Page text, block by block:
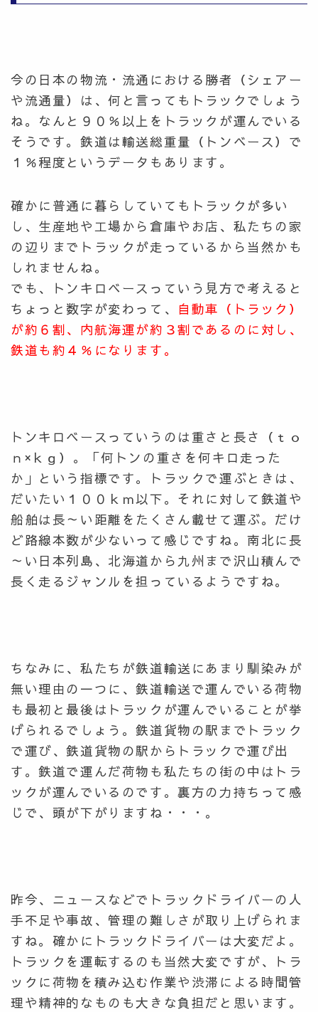
今の日本の物流・流通における勝者（シェアー
や流通量）は、何と言ってもトラックでしょう
ね。なんと９０％以上をトラックが運んでいる
そうです。鉄道は輸送総重量（トンベース）で
１％程度というデータもあります。
確かに普通に暮らしていてもトラックが多い
し、生産地や工場から倉庫やお店、私たちの家
の辺りまでトラックが走っているから当然かも
しれませんね。
でも、トンキロベースっていう見方で考えると
ちょっと数字が変わって、
自動車（トラック）
が約６割、内航海運が約３割であるのに対し、
鉄道も約４％になります。
トンキロベースっていうのは重さと長さ（ｔｏ
ｎ×ｋｇ）。「何トンの重さを何キロ走った
か」という指標です。トラックで運ぶときは、
だいたい１００ｋｍ以下。それに対して鉄道や
船舶は長～い距離をたくさん載せて運ぶ。だけ
ど路線本数が少ないって感じですね。南北に長
～い日本列島、北海道から九州まで沢山積んで
長く走るジャンルを担っているようですね。
ちなみに、私たちが鉄道輸送にあまり馴染みが
無い理由の一つに、鉄道輸送で運んでいる荷物
も最初と最後はトラックが運んでいることが挙
げられるでしょう。鉄道貨物の駅までトラック
で運び、鉄道貨物の駅からトラックで運び出
す。鉄道で運んだ荷物も私たちの街の中はトラ
ックが運んでいるのです。裏方の力持ちって感
じで、頭が下がりますね・・・。
昨今、ニュースなどでトラックドライバーの人
手不足や事故、管理の難しさが取り上げられま
すね。確かにトラックドライバーは大変だよ。
トラックを運転するのも当然大変ですが、トラ
ックに荷物を積み込む作業や渋滞による時間管
理や精神的なものも大きな負担だと思います。